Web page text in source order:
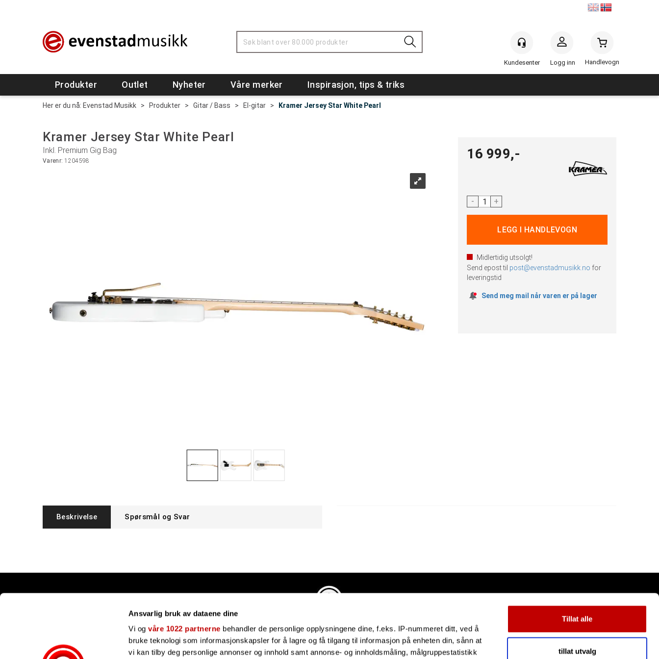
Ansvarlig bruk av dataene dine
Vi ogvåre 1022 partnerne behandler de personlige opplysningene dine, f.eks. IP-nummeret ditt, ved å
bruke teknologi som informasjonskapsler for å lagre og få tilgang til informasjon på enheten din, sånn at
vi kan tilby deg personlige annonser og innhold samt annonse- og innholdsmåling, målgruppestatistikk
Tillat alle
tillat utvalg
Logg inn Handlevogn
Produkter Outlet Nyheter Våre merker Inspirasjon, tips & triks
Her er du nå: Evenstad Musikk > Produkter > Gitar / Bass > El-gitar > Kramer Jersey Star White Pearl
Kramer Jersey Star White Pearl
Inkl. Premium Gig Bag
Varenr:1204598 16 999,-
- +
Midlertidig utsolgt!
Send epost til post@evenstadmusikk.no for
leveringstid
Send meg mail når varen er på lager
Beskrivelse Spørsmål og Svar
Bli forhandler
Ofte stilte spørsmål
Industriveien 4
4879 Grimstad